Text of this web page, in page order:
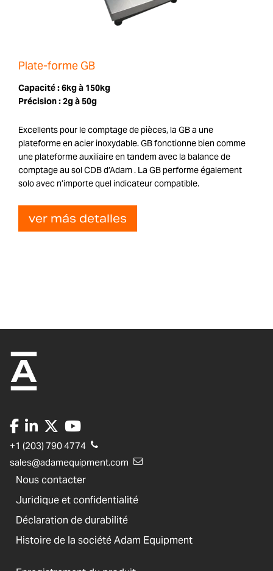
Plate-forme GB
Capacité :6kg à 150kg
Précision :2g à 50g
Excellents pour le comptage de pièces, la GB a une
plateforme en acier inoxydable. GB fonctionne bien comme
une plateforme auxiliaire en tandem avec la balance de
comptage au sol CDB d’Adam . La GB performe également
solo avec n’importe quel indicateur compatible.
ver más detalles
+1 (203) 790 4774
sales@adamequipment.com
Nous contacter
Juridique et confidentialité
Déclaration de durabilité
Histoire de la société Adam Equipment